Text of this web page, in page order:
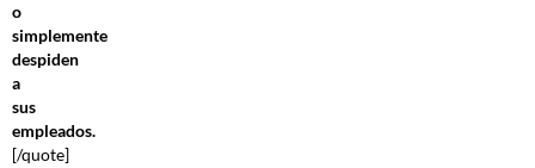
o
simplemente
despiden
a
sus
empleados.
[/quote]